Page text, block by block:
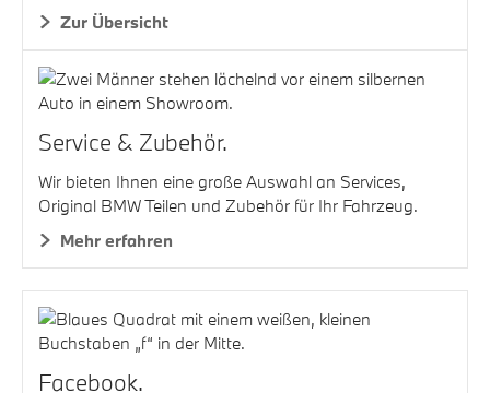
Zur Übersicht
Service & Zubehör.
Wir bieten Ihnen eine große Auswahl an Services,
Original BMW Teilen und Zubehör für Ihr Fahrzeug.
Mehr erfahren
Facebook.